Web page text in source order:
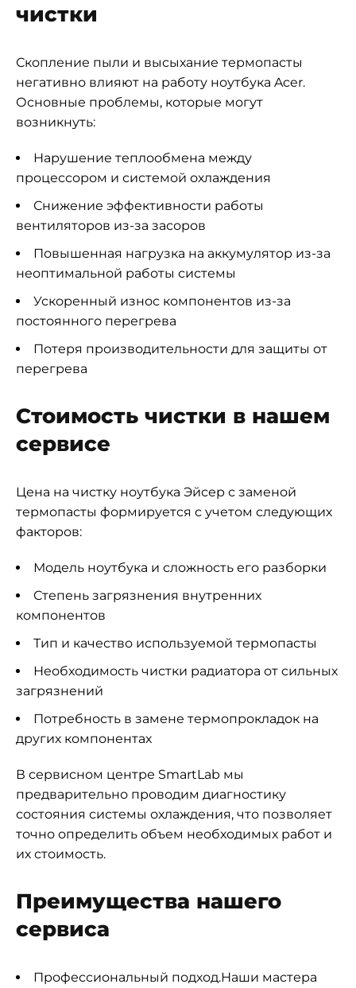
чистки
Скопление пыли и высыхание термопасты
негативно влияют на работу ноутбука Acer.
Основные проблемы, которые могут
возникнуть:
Нарушение теплообмена между
процессором и системой охлаждения
Снижение эффективности работы
вентиляторов из-за засоров
Повышенная нагрузка на аккумулятор из-за
неоптимальной работы системы
Ускоренный износ компонентов из-за
постоянного перегрева
Потеря производительности для защиты от
перегрева
Стоимость чистки в нашем
сервисе
Цена на чистку ноутбука Эйсер с заменой
термопасты формируется с учетом следующих
факторов:
Модель ноутбука и сложность его разборки
Степень загрязнения внутренних
компонентов
Тип и качество используемой термопасты
Необходимость чистки радиатора от сильных
загрязнений
Потребность в замене термопрокладок на
других компонентах
В сервисном центре SmartLab мы
предварительно проводим диагностику
состояния системы охлаждения, что позволяет
точно определить объем необходимых работ и
их стоимость.
Преимущества нашего
сервиса
Профессиональный подход.Наши мастера